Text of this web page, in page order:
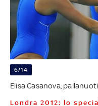
6/14
Elisa Casanova,
Londra 2012: lo